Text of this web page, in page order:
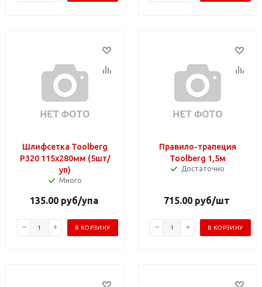
Шлифсетка Toolberg
Р320 115х280мм (5шт/
уп)
Много
135.00руб/упа
В КОРЗИНУ
Правило-трапеция
Toolberg 1,5м
Достаточно
715.00руб/шт
В КОРЗИНУ